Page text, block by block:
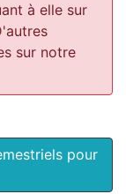
à elle sur
sur notre
pour